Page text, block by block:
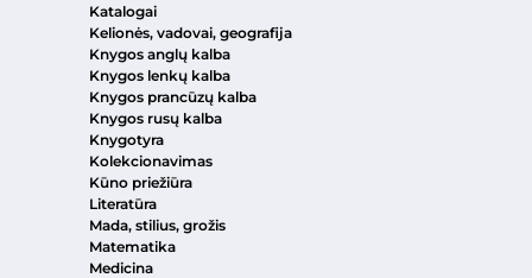
Katalogai
Kelionės, vadovai, geografija
Knygos anglų kalba
Knygos lenkų kalba
Knygos prancūzų kalba
Knygos rusų kalba
Knygotyra
Kolekcionavimas
Kūno priežiūra
Literatūra
Mada, stilius, grožis
Matematika
Medicina